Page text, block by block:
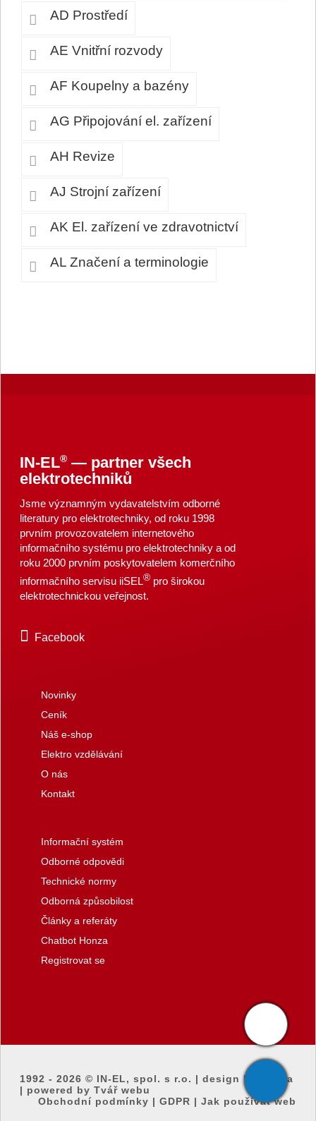
AD Prostředí
AE Vnitřní rozvody
AF Koupelny a bazény
AG Připojování el. zařízení
AH Revize
AJ Strojní zařízení
AK El. zařízení ve zdravotnictví
AL Značení a terminologie
IN-EL®— partner všech
elektrotechniků
Jsme významným vydavatelstvím odborné
literatury pro elektrotechniky, od roku 1998
prvním provozovatelem internetového
informačního systému pro elektrotechniky a od
roku 2000 prvním poskytovatelem komerčního
informačního servisu iiSEL®pro širokou
elektrotechnickou veřejnost.
Facebook
Novinky
Ceník
Náš e-shop
Elektro vzdělávání
O nás
Kontakt
Informační systém
Odborné odpovědi
Technické normy
Odborná způsobilost
Články a referáty
Chatbot Honza
Registrovat se
1992 - 2026 © IN-EL, spol. s r.o. | design by honza
| powered by Tvář webu
Obchodní podmínky |GDPR |Jak používat web